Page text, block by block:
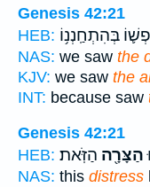
Genesis 42:21
HEB: בְּהִתְחַֽנְנ֥וֹ
NAS: we saw the
KJV: we saw the
INT: because saw
Genesis 42:21
HEB:
הַצָּרָ֖ה הַזֹּֽאת׃
NAS: this distress